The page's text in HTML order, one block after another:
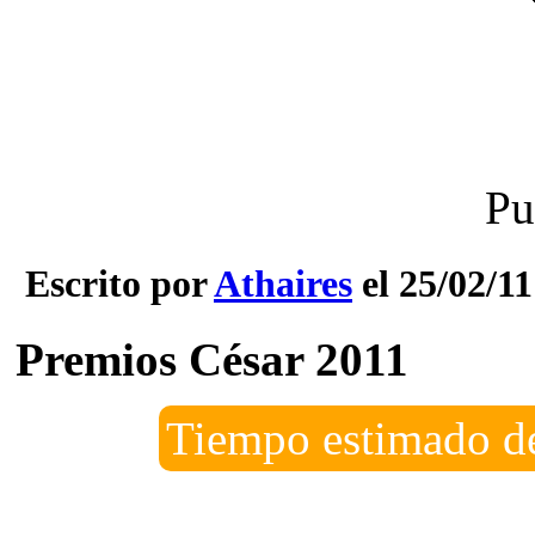
Escrito porAthaires el 25/02/11
Premios César 2011
Tiempo estimado